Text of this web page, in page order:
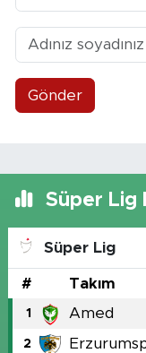
Gönder
Süper Lig
Süper Lig
# Takım
1 Amed
2